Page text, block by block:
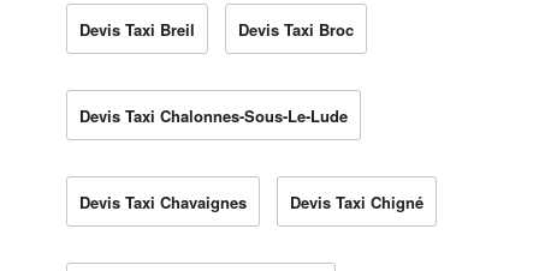
Devis Taxi Breil Devis Taxi Broc
Devis Taxi Chalonnes-Sous-Le-Lude
Devis Taxi Chavaignes Devis Taxi Chigné